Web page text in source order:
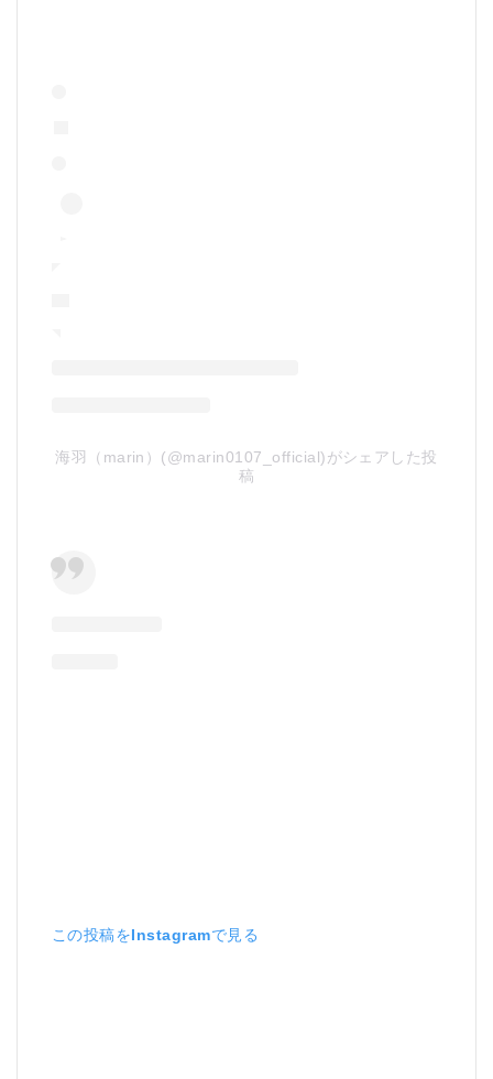
海羽（marin）(@marin0107_official)がシェアした投
稿
この投稿をInstagramで見る